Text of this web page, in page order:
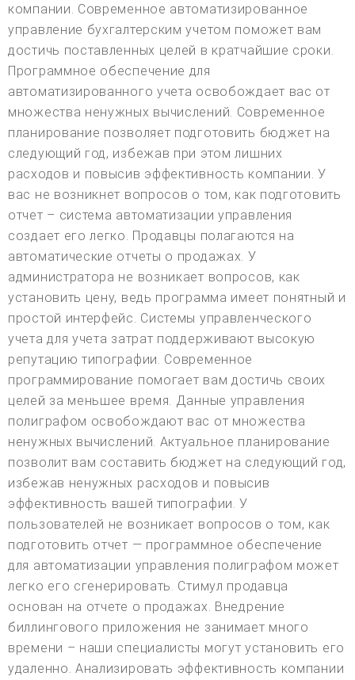
компании. Современное автоматизированное
управление бухгалтерским учетом поможет вам
достичь поставленных целей в кратчайшие сроки.
Программное обеспечение для
автоматизированного учета освобождает вас от
множества ненужных вычислений. Современное
планирование позволяет подготовить бюджет на
следующий год, избежав при этом лишних
расходов и повысив эффективность компании. У
вас не возникнет вопросов о том, как подготовить
отчет – система автоматизации управления
создает его легко. Продавцы полагаются на
автоматические отчеты о продажах. У
администратора не возникает вопросов, как
установить цену, ведь программа имеет понятный и
простой интерфейс. Системы управленческого
учета для учета затрат поддерживают высокую
репутацию типографии. Современное
программирование помогает вам достичь своих
целей за меньшее время. Данные управления
полиграфом освобождают вас от множества
ненужных вычислений. Актуальное планирование
позволит вам составить бюджет на следующий год,
избежав ненужных расходов и повысив
эффективность вашей типографии. У
пользователей не возникает вопросов о том, как
подготовить отчет — программное обеспечение
для автоматизации управления полиграфом может
легко его сгенерировать. Стимул продавца
основан на отчете о продажах. Внедрение
биллингового приложения не занимает много
времени – наши специалисты могут установить его
удаленно. Анализировать эффективность компании